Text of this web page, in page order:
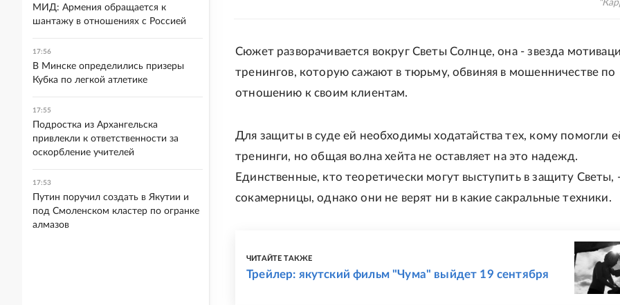
Сюжет разворачивается вокруг Светы Солнце, она - звезда
тренингов, которую сажают в тюрьму, обвиняя в мошенничестве по
отношению к своим клиентам.
Для защиты в суде ей необходимы ходатайства тех, кому помогли
тренинги, но общая волна хейта не оставляет на это надежд.
Единственные, кто теоретически могут выступить в защиту Светы,
сокамерницы, однако они не верят ни в какие сакральные техники.
ЧИТАЙТЕ ТАКЖЕ
Трейлер: якутский фильм "Чума" выйдет 19 сентября
МИД: Армения обращается к
шантажу в отношениях с Россией
17:56
В Минске определились призеры
Кубка по легкой атлетике
17:55
Подростка из Архангельска
привлекли к ответственности за
оскорбление учителей
17:53
Путин поручил создать в Якутии и
под Смоленском кластер по огранке
алмазов